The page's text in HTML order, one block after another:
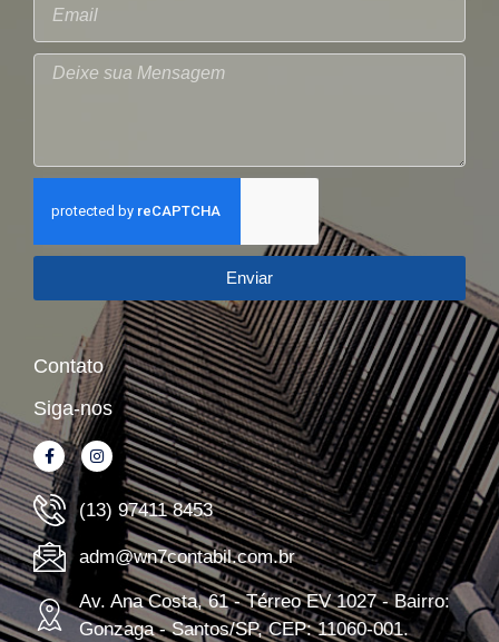
Enviar
Contato
Siga-nos
(13) 97411 8453
adm@wn7contabil.com.br
Av. Ana Costa, 61 - Térreo EV 1027 - Bairro:
Gonzaga - Santos/SP, CEP: 11060-001.